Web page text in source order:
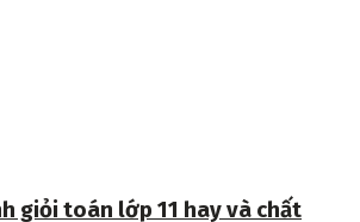
giỏi toán lớp 11 hay và chất